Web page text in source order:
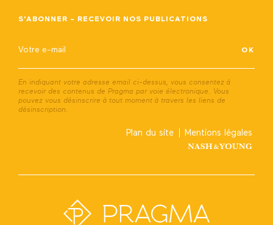
S'ABONNER - RECEVOIR NOS PUBLICATIONS
En indiquant votre adresse email ci-dessus, vous consentez à
recevoir des contenus de Pragma par voie électronique. Vous
pouvez vous désinscrire à tout moment à travers les liens de
désinscription.
Plan du site Mentions légales